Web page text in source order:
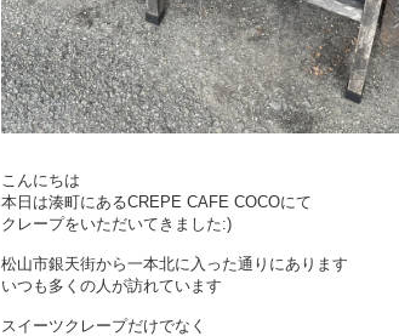
こんにちは
本日は湊町にあるCREPE CAFE COCOにて
クレープをいただいてきました:)
松山市銀天街から一本北に入った通りにあります
いつも多くの人が訪れています
スイーツクレープだけでなく